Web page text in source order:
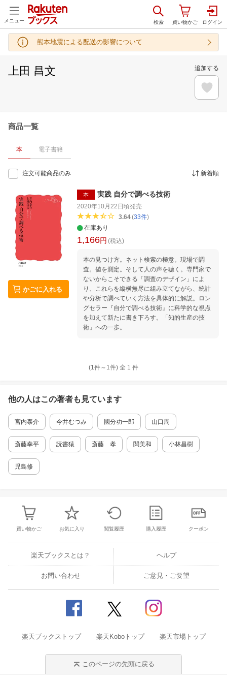
メニュー
熊本地震による配送の影響について
上田 昌文 追加する
商品一覧
本 電子書籍
注文可能商品のみ 新着順
かごに入れる
本 実践 自分で調べる技術
2020年10月22日頃発売
3.64(33件)
在庫あり
1,166円 (税込)
本の見つけ方。ネット検索の極意。現場で調
査。値を測定。そして人の声を聴く。専門家で
ないからこそできる「調査のデザイン」によ
り、これらを縦横無尽に組み立てながら、統計
や分析で調べていく方法を具体的に解説。ロン
グセラー『自分で調べる技術』に科学的な視点
を加えて新たに書き下ろす。「知的生産の技
術」への一歩。
(1件～ 1件) 全 1 件
他の人はこの著者も見ています
宮内泰介 今井むつみ 國分功一郎 山口周
斎藤幸平 読書猿 斎藤 孝 関美和 小林昌樹
児島修
買い物かご お気に入り 閲覧履歴 購入履歴 クーポン
楽天ブックスとは？ ヘルプ
お問い合わせ ご意見・ご要望
楽天ブックストップ 楽天Koboトップ 楽天市場トップ
このページの先頭に戻る